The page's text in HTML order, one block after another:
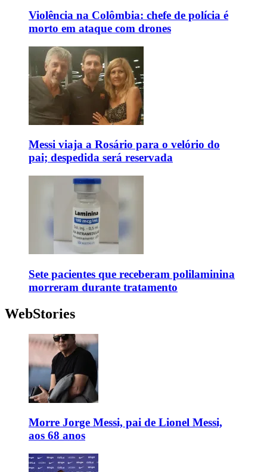
Violência na Colômbia: chefe de polícia é
morto em ataque com drones
Messi viaja a Rosário para o velório do
pai; despedida será reservada
Sete pacientes que receberam polilaminina
morreram durante tratamento
WebStories
Morre Jorge Messi, pai de Lionel Messi,
aos 68 anos